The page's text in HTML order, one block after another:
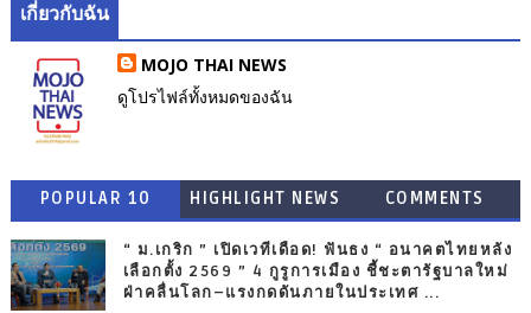
เกี่ยวกับฉัน
MOJO THAI NEWS
ดูโปรไฟล์ทั้งหมดของฉัน
POPULAR 10 HIGHLIGHT NEWS COMMENTS
“ ม.เกริก ” เปิดเวทีเดือด! ฟันธง “ อนาคตไทยหลัง
เลือกตั้ง 2569 ” 4 กูรูการเมือง ชี้ชะตารัฐบาลใหม่
ฝ่าคลื่นโลก–แรงกดดันภายในประเทศ ...